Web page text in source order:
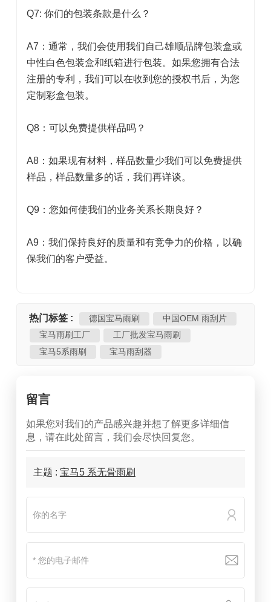
Q7: 你们的包装条款是什么？
A7：通常，我们会使用我们自己雄顺品牌包装盒或
中性白色包装盒和纸箱进行包装。如果您拥有合法
注册的专利，我们可以在收到您的授权书后，为您
定制彩盒包装。
Q8：可以免费提供样品吗？
A8：如果现有材料，样品数量少我们可以免费提供
样品，样品数量多的话，我们再详谈。
Q9：您如何使我们的业务关系长期良好？
A9：我们保持良好的质量和有竞争力的价格，以确
保我们的客户受益。
热门标签 : 德国宝马雨刷
中国OEM 雨刮片
宝马雨刷工厂
工厂批发宝马雨刷
宝马5系雨刷
宝马雨刮器
留言
如果您对我们的产品感兴趣并想了解更多详细信
息，请在此处留言，我们会尽快回复您。
主题 : 宝马5 系无骨雨刷